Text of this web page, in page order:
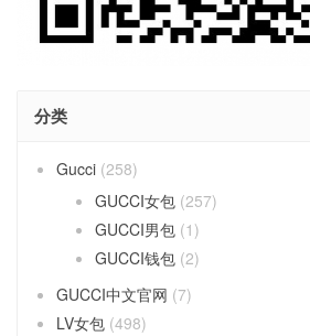
分类
Gucci (258)
GUCCI女包 (257)
GUCCI男包 (1)
GUCCI钱包 (2)
GUCCI中文官网 (7)
LV女包 (498)